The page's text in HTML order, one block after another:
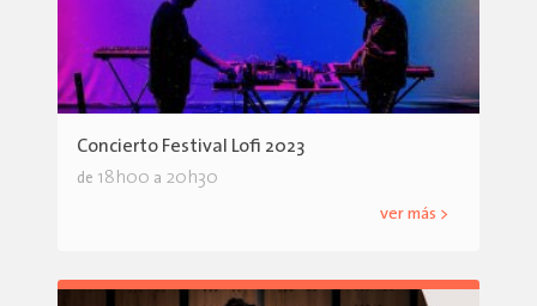
Concierto Festival Lofi 2023
de 18h00 a 20h30
ver más >